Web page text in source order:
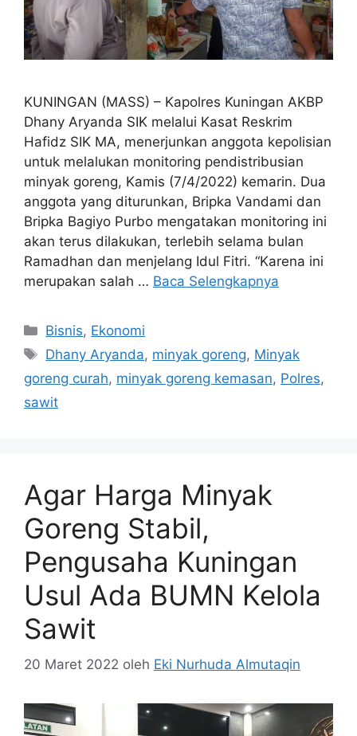
KUNINGAN (MASS) – Kapolres Kuningan AKBP
Dhany Aryanda SIK melalui Kasat Reskrim
Hafidz SIK MA, menerjunkan anggota kepolisian
untuk melalukan monitoring pendistribusian
minyak goreng, Kamis (7/4/2022) kemarin. Dua
anggota yang diturunkan, Bripka Vandami dan
Bripka Bagiyo Purbo mengatakan monitoring ini
akan terus dilakukan, terlebih selama bulan
Ramadhan dan menjelang Idul Fitri. “Karena ini
merupakan salah … Baca Selengkapnya
Kategori
Bisnis, Ekonomi
Tag
Dhany Aryanda, minyak goreng, Minyak
goreng curah, minyak goreng kemasan, Polres,
sawit
Agar Harga Minyak
Goreng Stabil,
Pengusaha Kuningan
Usul Ada BUMN Kelola
Sawit
20 Maret 2022 oleh Eki Nurhuda Almutaqin